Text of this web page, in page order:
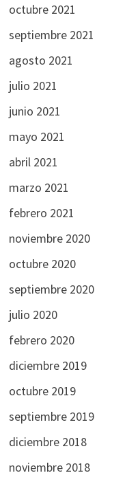
octubre 2021
septiembre 2021
agosto 2021
julio 2021
junio 2021
mayo 2021
abril 2021
marzo 2021
febrero 2021
noviembre 2020
octubre 2020
septiembre 2020
julio 2020
febrero 2020
diciembre 2019
octubre 2019
septiembre 2019
diciembre 2018
noviembre 2018